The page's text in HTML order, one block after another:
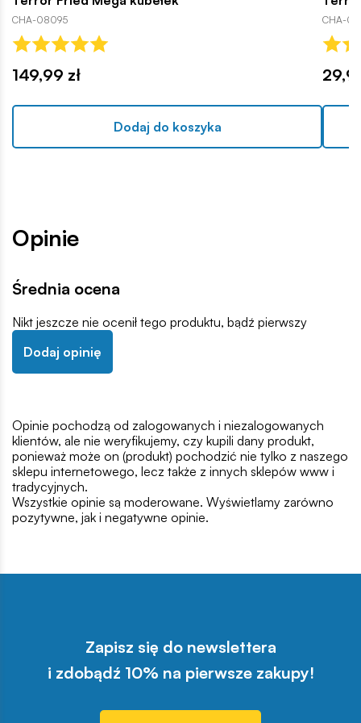
CHA-08095
149,99 zł
Dodaj do koszyka
CHA-
Opinie
Średnia ocena
Nikt jeszcze nie ocenił tego produktu, bądź pierwszy
Dodaj opinię
Opinie pochodzą od zalogowanych i niezalogowanych
klientów, ale nie weryfikujemy, czy kupili dany produkt,
ponieważ może on (produkt) pochodzić nie tylko z naszego
sklepu internetowego, lecz także z innych sklepów www i
tradycyjnych.
Wszystkie opinie są moderowane. Wyświetlamy zarówno
pozytywne, jak i negatywne opinie.
Zapisz się do newslettera
i zdobądź 10% na pierwsze zakupy!